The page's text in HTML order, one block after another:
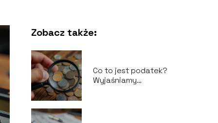
Zobacz także:
Co to jest podatek?
Wyjaśniamy